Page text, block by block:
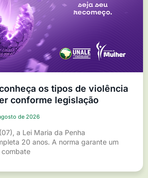
os tipos de violência
conforme legislação
de 2026
a Lei Maria da Penha
20 anos. A norma garante um